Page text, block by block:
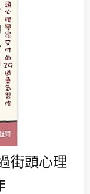
街頭心理